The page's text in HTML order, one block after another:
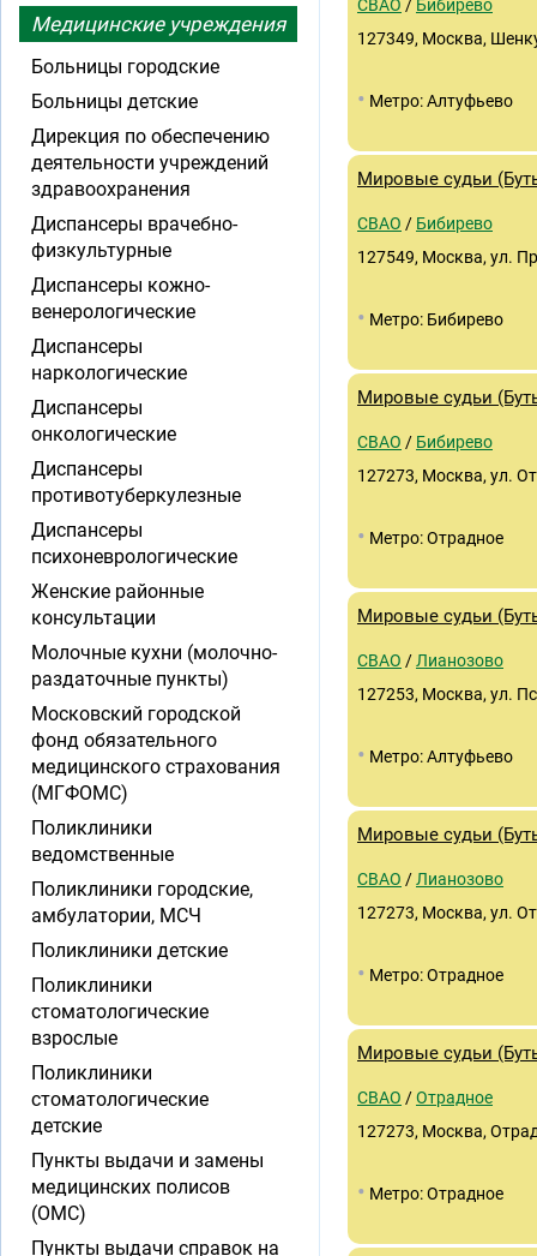
СВАО / Бибирево
127349, Москва,
• Метро: Алтуфьево
Мировые судьи
СВАО / Бибирево
127549, Москва, ул.
• Метро: Бибирево
Мировые судьи
СВАО / Бибирево
127273, Москва, ул.
• Метро: Отрадное
Мировые судьи
СВАО / Лианозово
127253, Москва, ул.
• Метро: Алтуфьево
Мировые судьи
СВАО / Лианозово
127273, Москва, ул.
• Метро: Отрадное
Мировые судьи
СВАО /Отрадное
127273, Москва,
• Метро: Отрадное
Медицинские учреждения
Больницы городские
Больницы детские
Дирекция по обеспечению
деятельности учреждений
здравоохранения
Диспансеры врачебно-
физкультурные
Диспансеры кожно-
венерологические
Диспансеры
наркологические
Диспансеры
онкологические
Диспансеры
противотуберкулезные
Диспансеры
психоневрологические
Женские районные
консультации
Молочные кухни (молочно-
раздаточные пункты)
Московский городской
фонд обязательного
медицинского страхования
(МГФОМС)
Поликлиники
ведомственные
Поликлиники городские,
амбулатории, МСЧ
Поликлиники детские
Поликлиники
стоматологические
взрослые
Поликлиники
стоматологические
детские
Пункты выдачи и замены
медицинских полисов
(ОМС)
Пункты выдачи справок на